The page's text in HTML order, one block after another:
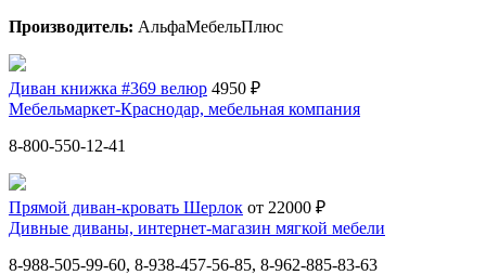
Производитель: АльфаМебельПлюс
Диван книжка #369 велюр 4950 ₽
Мебельмаркет-Краснодар, мебельная компания
8-800-550-12-41
Прямой диван-кровать Шерлок от 22000 ₽
Дивные диваны, интернет-магазин мягкой мебели
8-988-505-99-60, 8-938-457-56-85, 8-962-885-83-63